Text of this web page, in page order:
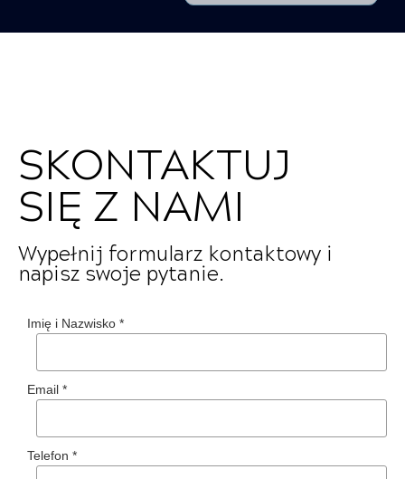
SKONTAKTUJ
SIĘ Z NAMI
Wypełnij formularz kontaktowy i
napisz swoje pytanie.
Imię i Nazwisko *
Email *
Telefon *